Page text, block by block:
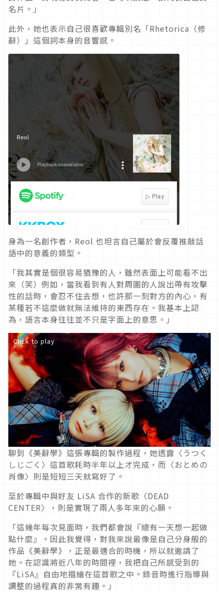
名片。」
此外，她也表示自己很喜歡專輯別名「Rhetorica（修
辭）」這個詞本身的音響感。
身為一名創作者，Reol 也坦言自己屬於會反覆推敲話
語中的意義的類型。
「我其實是個很容易猶豫的人，雖然表面上可能看不出
來（笑）例如，當我看到有人對周圍的人說出帶有攻擊
性的話時，會忍不住去想，也許那一刻對方的內心，有
某種若不這麼做就無法維持的東西存在。我基本上認
為，語言本身往往並不只是字面上的意思。」
Click to play
聊到 《美辭學》這張專輯的製作過程，她透露〈うつく
しじごく〉這首歌耗時半年以上才完成，而〈おとめの
肖像〉則是短短三天就寫好了。
至於專輯中與好友 LiSA 合作的新歌〈DEAD
CENTER〉，則是實現了兩人多年來的心願。
「這幾年每次見面時，我們都會說『總有一天想一起做
點什麼』。因此我覺得，對我來說最像是自己分身般的
作品《美辭學》，正是最適合的時機，所以就邀請了
她。在認識將近八年的時間裡，我把自己所感受到的
『LiSA』自由地描繪在這首歌之中。錄音時進行指導與
調整的過程真的非常有趣。」